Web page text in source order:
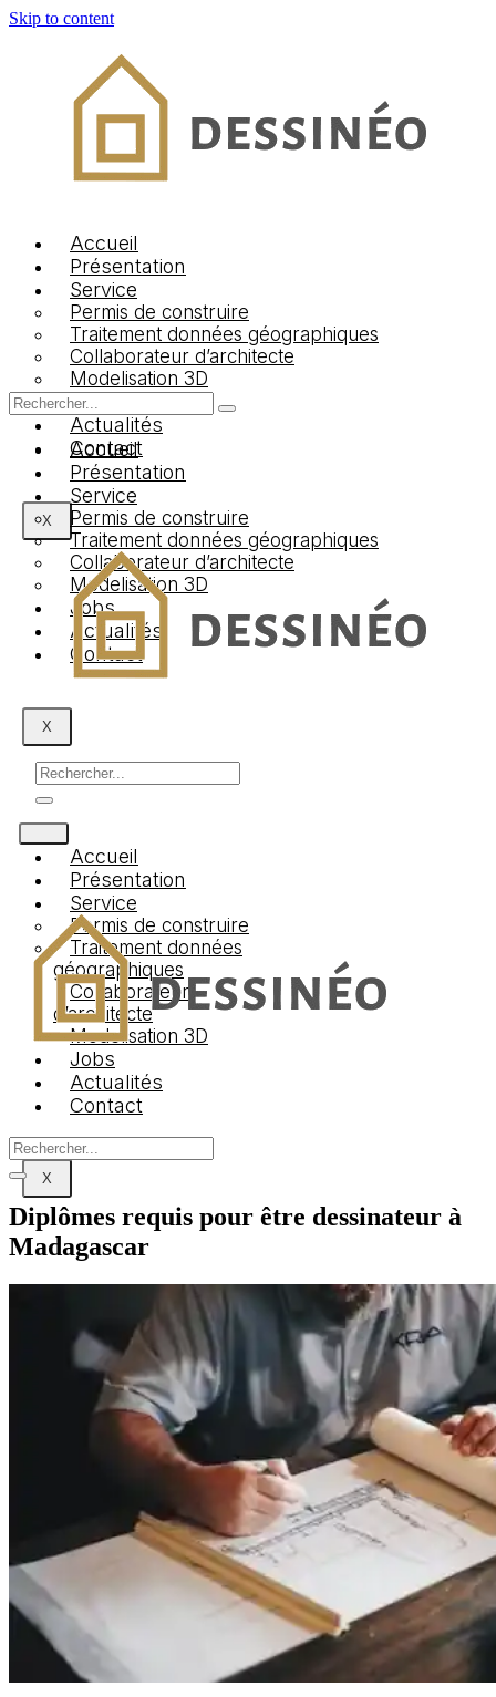
Skip to content
Accueil
Présentation
Service
Permis de construire
Traitement données géographiques
Collaborateur d’architecte
Modelisation 3D
Jobs
Actualités
Contact
X
Accueil
Présentation
Service
Permis de construire
Traitement données géographiques
Collaborateur d’architecte
Modelisation 3D
Jobs
Actualités
Contact
X
Accueil
Présentation
Service
Permis de construire
Traitement données
géographiques
Collaborateur
d’architecte
Modelisation 3D
Jobs
Actualités
Contact
X
Logo Dessineo
Agency
Diplômes requis pour être dessinateur à
Madagascar